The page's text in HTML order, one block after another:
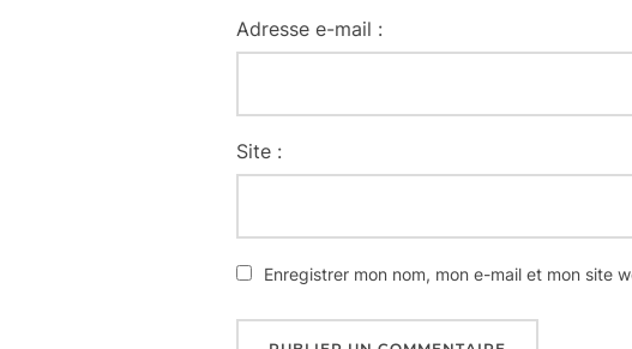
Adresse e-mail :
Site :
Enregistrer mon nom, mon e-mail et mon site